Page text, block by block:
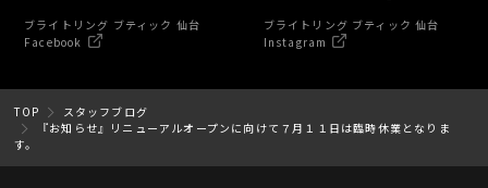
ブライトリング ブティック 仙台
Facebook
ブライトリング ブティック 仙台
Instagram
TOP
スタッフブログ
『お知らせ』リニューアルオープンに向けて７月１１日は臨時休業となりま
す。